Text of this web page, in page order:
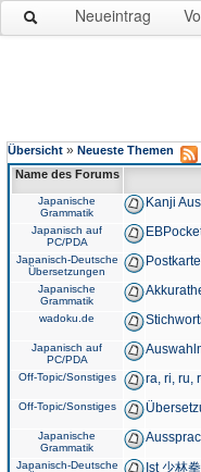
Neueintrag
Übersicht » Neueste Themen
Name des Forums
Japanische
Grammatik
Kanji
Japanisch auf
PC/PDA
Japanisch-Deutsche
Übersetzungen
Japanische
Grammatik
wadoku.de
Japanisch auf
PC/PDA
Off-Topic/Sonstiges ra, ri, ru,
Off-Topic/Sonstiges
Japanische
Grammatik
Japanisch-Deutsche
Ist 少林